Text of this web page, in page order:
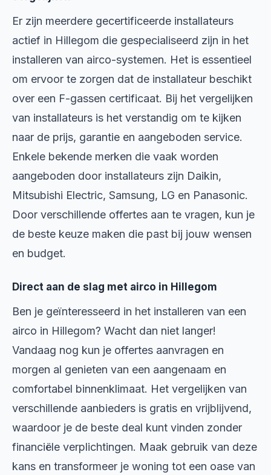
Er zijn meerdere gecertificeerde installateurs
actief in Hillegom die gespecialiseerd zijn in het
installeren van airco-systemen. Het is essentieel
om ervoor te zorgen dat de installateur beschikt
over een F-gassen certificaat. Bij het vergelijken
van installateurs is het verstandig om te kijken
naar de prijs, garantie en aangeboden service.
Enkele bekende merken die vaak worden
aangeboden door installateurs zijn Daikin,
Mitsubishi Electric, Samsung, LG en Panasonic.
Door verschillende offertes aan te vragen, kun je
de beste keuze maken die past bij jouw wensen
en budget.
Direct aan de slag met airco in Hillegom
Ben je geïnteresseerd in het installeren van een
airco in Hillegom? Wacht dan niet langer!
Vandaag nog kun je offertes aanvragen en
morgen al genieten van een aangenaam en
comfortabel binnenklimaat. Het vergelijken van
verschillende aanbieders is gratis en vrijblijvend,
waardoor je de beste deal kunt vinden zonder
financiële verplichtingen. Maak gebruik van deze
kans en transformeer je woning tot een oase van